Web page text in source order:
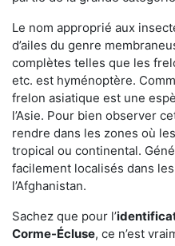
Le nom approprié aux
d’ailes du genre
complètes telles que les
etc. est hyménoptère.
frelon asiatique est une
l’Asie. Pour bien observer
rendre dans les zones où
tropical ou continental.
facilement localisés dans
l’Afghanistan.
Sachez que pour l’
Corme-Écluse, ce n’est